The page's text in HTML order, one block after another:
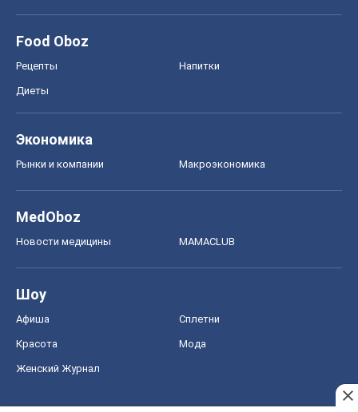
Food Oboz
Рецепты Напитки
Диеты
Экономика
Рынки и компании Mакроэкономика
MedOboz
Новости медицины MAMACLUB
Шоу
Афиша Сплетни
Красота Мода
Женский Журнал